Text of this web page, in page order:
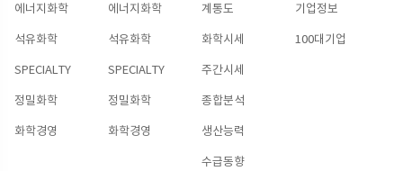
에너지화학
석유화학
SPECIALTY
정밀화학
화학경영
에너지화학
석유화학
SPECIALTY
정밀화학
화학경영
계통도
화학시세
주간시세
종합분석
생산능력
수급동향
기업정보
100대기업